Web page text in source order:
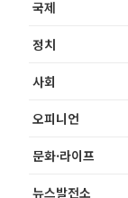
국제
정치
사회
오피니언
문화·라이프
뉴스발전소